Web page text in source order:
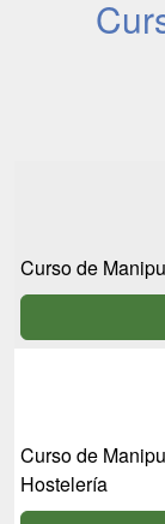
Curso de
Curso de
Hostelería